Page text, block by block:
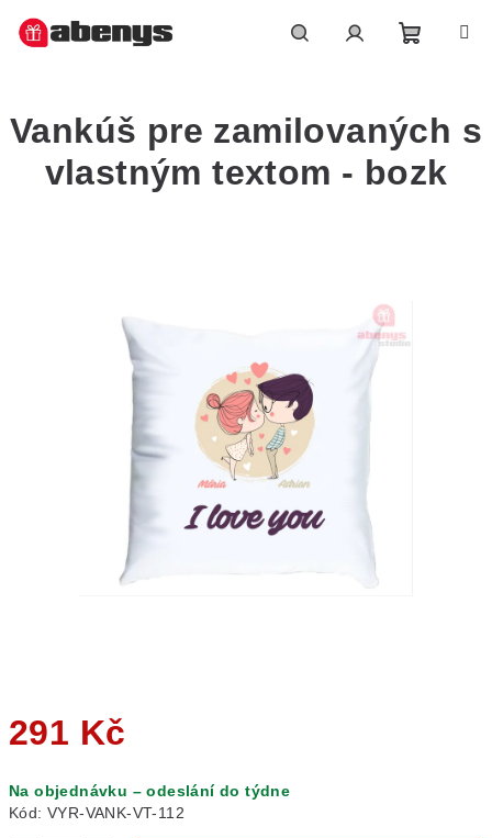
košík
291 Kč
cena:
Na objednávku – odeslání do týdne
Kód: VYR-VANK-VT-112
Vankúš pre zamilovaných s
vlastným textom - bozk